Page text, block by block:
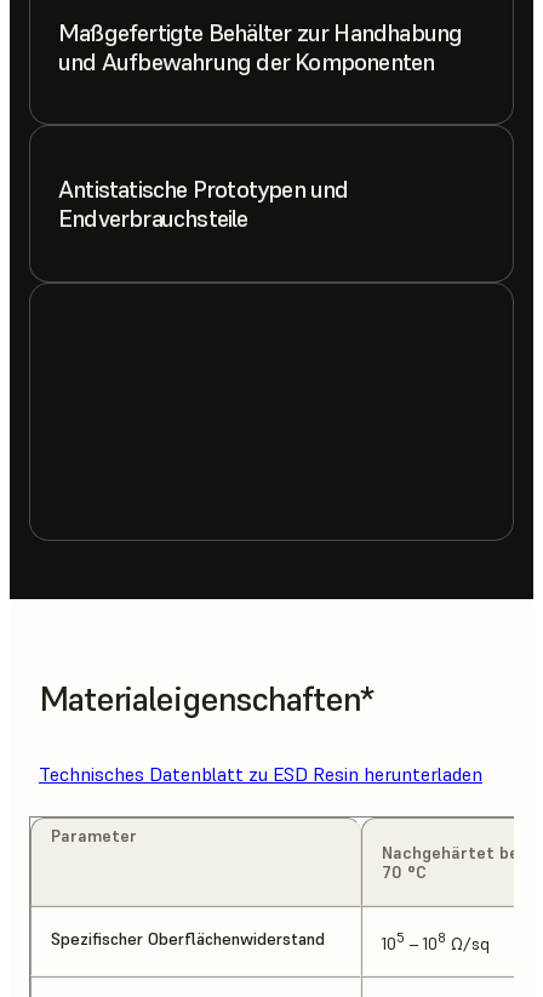
Maßgefertigte Behälter zur Handhabung
und Aufbewahrung der Komponenten
Antistatische Prototypen und
Endverbrauchsteile
Materialeigenschaften*
Technisches Datenblatt zu ESD Resin herunterladen
Parameter
Nachgehärtet bei
70 °C
Spezifischer Oberflächenwiderstand 105 – 108 Ω/sq